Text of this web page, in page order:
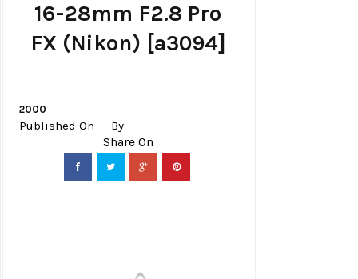
16-28mm F2.8 Pro
FX (Nikon) [a3094]
2000
Published On By